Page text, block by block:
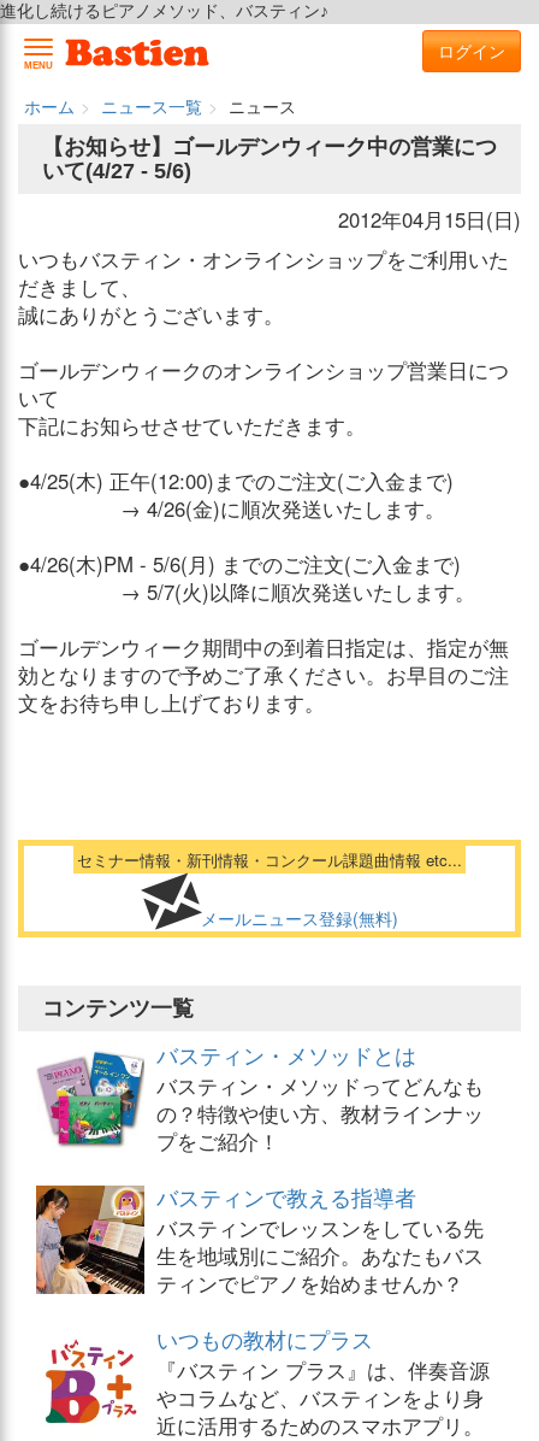
進化し続けるピアノメソッド、バスティン♪
MENU
ログイン
ホーム ニュース一覧
ニュース
【お知らせ】ゴールデンウィーク中の営業につ
いて(4/27 - 5/6)
2012年04月15日(日)
いつもバスティン・オンラインショップをご利用いた
だきまして、
誠にありがとうございます。
ゴールデンウィークのオンラインショップ営業日につ
いて
下記にお知らせさせていただきます。
●4/25(木) 正午(12:00)までのご注文(ご入金まで)
→ 4/26(金)に順次発送いたします。
●4/26(木)PM - 5/6(月) までのご注文(ご入金まで)
→ 5/7(火)以降に順次発送いたします。
ゴールデンウィーク期間中の到着日指定は、指定が無
効となりますので予めご了承ください。お早目のご注
文をお待ち申し上げております。
セミナー情報・新刊情報・コンクール課題曲情報 etc...
メールニュース登録(無料)
コンテンツ一覧
バスティン・メソッドとは
バスティン・メソッドってどんなも
の？特徴や使い方、教材ラインナッ
プをご紹介！
バスティンで教える指導者
バスティンでレッスンをしている先
生を地域別にご紹介。あなたもバス
ティンでピアノを始めませんか？
いつもの教材にプラス
『バスティン プラス』は、伴奏音源
やコラムなど、バスティンをより身
近に活用するためのスマホアプリ。